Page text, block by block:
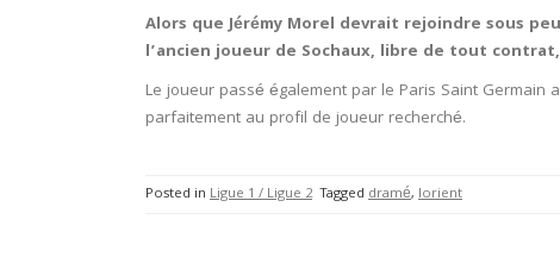
Alors que Jérémy Morel devrait rejoindre sous
l’ancien joueur de Sochaux, libre de tout
Le joueur passé également par le Paris Saint
parfaitement au profil de joueur recherché.
Posted in Ligue 1 / Ligue 2 Tagged dramé, lorient